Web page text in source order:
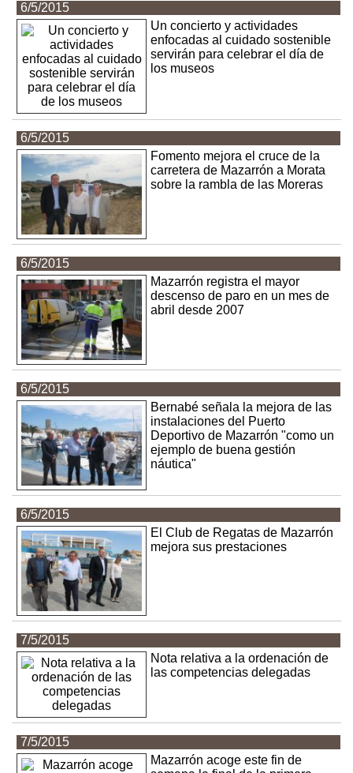
6/5/2015
Un concierto y actividades
enfocadas al cuidado sostenible
servirán para celebrar el día de
los museos
6/5/2015
Fomento mejora el cruce de la
carretera de Mazarrón a Morata
sobre la rambla de las Moreras
6/5/2015
Mazarrón registra el mayor
descenso de paro en un mes de
abril desde 2007
6/5/2015
Bernabé señala la mejora de las
instalaciones del Puerto
Deportivo de Mazarrón "como un
ejemplo de buena gestión
náutica"
6/5/2015
El Club de Regatas de Mazarrón
mejora sus prestaciones
7/5/2015
Nota relativa a la ordenación de
las competencias delegadas
7/5/2015
Mazarrón acoge este fin de